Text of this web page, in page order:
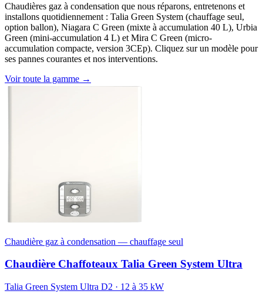
Chaudières gaz à condensation que nous réparons, entretenons et
installons quotidiennement : Talia Green System (chauffage seul,
option ballon), Niagara C Green (mixte à accumulation 40 L), Urbia
Green (mini-accumulation 4 L) et Mira C Green (micro-
accumulation compacte, version 3CEp). Cliquez sur un modèle pour
ses pannes courantes et nos interventions.
Voir toute la gamme →
Chaudière gaz à condensation — chauffage seul
Chaudière Chaffoteaux Talia Green System Ultra
Talia Green System Ultra D2 · 12 à 35 kW